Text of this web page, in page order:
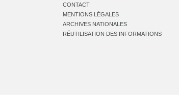
CONTACT
MENTIONS LÉGALES
ARCHIVES NATIONALES
RÉUTILISATION DES INFORMATIONS